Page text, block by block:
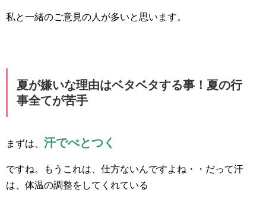
私と一緒のご意見の人が多いと思います。
夏が嫌いな理由はベタベタする事！夏の行
事全てが苦手
まずは、 汗でべとつく
ですね。もうこれは、仕方ないんですよね・・だって汗
は、体温の調整をしてくれている